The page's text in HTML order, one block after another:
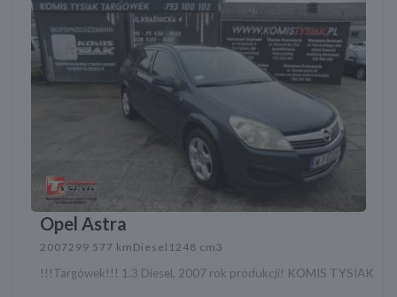
Opel Astra
2007299 577 km Diesel 1248 cm3
!!!Targówek!!! 1.3 Diesel, 2007 rok produkcji! KOMIS TYSIAK